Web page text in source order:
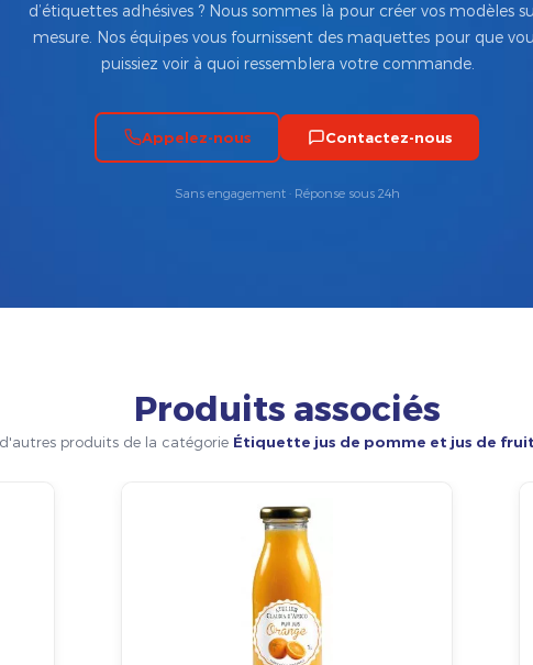
d’étiquettes adhésives ? Nous sommes là pour créer vos modèles
mesure. Nos équipes vous fournissent des maquettes pour que
puissiez voir à quoi ressemblera votre commande.
Appelez-nous Contactez-nous
Sans engagement · Réponse sous 24h
Produits associés
produits de la catégorie Étiquette jus de pomme et jus de